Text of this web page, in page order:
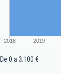
2018 2019
De 0 a 3.100 €